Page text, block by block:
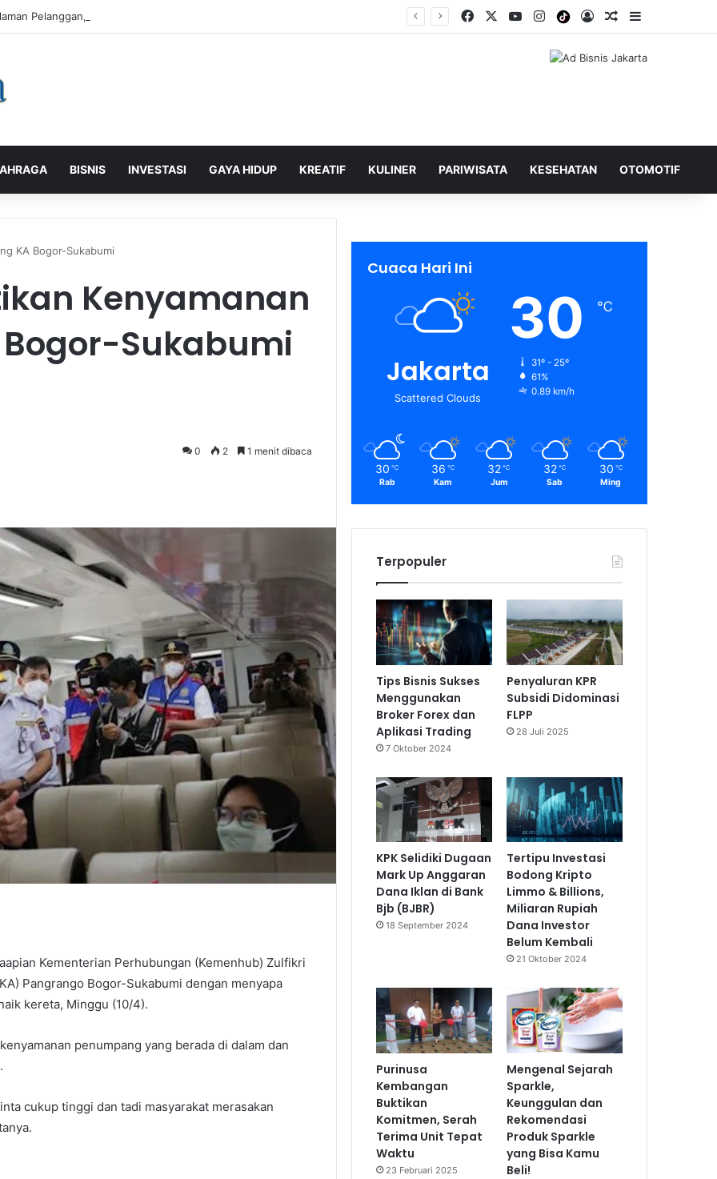
Pelanggan, PLN Icon Plus Sabet Tiga Penghargaan CCW 2026 Facebook YouTubeInstagramTiktokLog InShuffle Berita
BISNIS INVESTASI GAYA HIDUP KREATIF KULINER PARIWISATA KESEHATAN OTOMOTIF
KA Bogor-Sukabumi
Kenyamanan
Sukabumi
0 2 1 menit dibaca
Kementerian Perhubungan (Kemenhub) Zulfikri
Pangrango Bogor-Sukabumi dengan menyapa
kereta, Minggu (10/4).
penumpang yang berada di dalam dan
cukup tinggi dan tadi masyarakat merasakan
Cuaca Hari Ini
Jakarta
Scattered Clouds
30 ℃
31º - 25º
61%
0.89 km/h
30 ℃
Rab
36 ℃
Kam
32 ℃
Jum
32 ℃
Sab
30 ℃
Ming
Terpopuler
Tips Bisnis Sukses
Menggunakan
Broker Forex dan
Aplikasi Trading
7 Oktober 2024
Penyaluran KPR
Subsidi Didominasi
FLPP
28 Juli 2025
KPK Selidiki Dugaan
Mark Up Anggaran
Dana Iklan di Bank
Bjb (BJBR)
18 September 2024
Tertipu Investasi
Bodong Kripto
Limmo & Billions,
Miliaran Rupiah
Dana Investor
Belum Kembali
21 Oktober 2024
Purinusa
Kembangan
Buktikan
Komitmen, Serah
Terima Unit Tepat
Waktu
23 Februari 2025
Mengenal Sejarah
Sparkle,
Keunggulan dan
Rekomendasi
Produk Sparkle
yang Bisa Kamu
Beli!